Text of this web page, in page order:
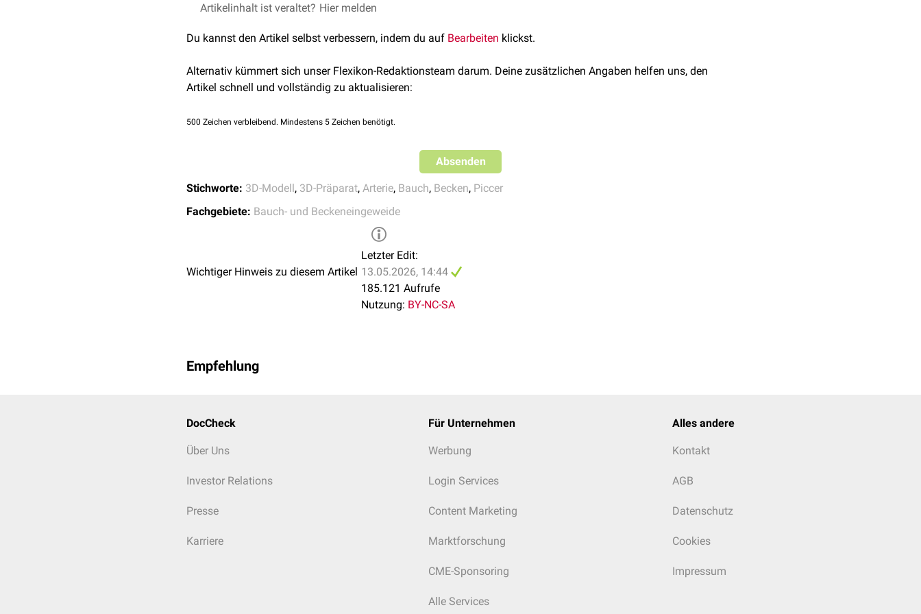
1) 3D-Modell 2) Aortenbifurkation in situ
Präparat freundlicherweise zur Verfügung gestellt durch die
Artikelinhalt ist veraltet? Hier melden
Du kannst den Artikel selbst verbessern, indem du auf Bearbeiten klickst.
Alternativ kümmert sich unser Flexikon-Redaktionsteam darum. Deine zusätzlichen Angaben helfen uns, den
Artikel schnell und vollständig zu aktualisieren:
500 Zeichen verbleibend. Mindestens 5 Zeichen benötigt.
Absenden
Stichworte: 3D-Modell, 3D-Präparat, Arterie, Bauch, Becken, Piccer
Fachgebiete: Bauch- und Beckeneingeweide
Wichtiger Hinweis zu diesem Artikel
Letzter Edit:
13.05.2026, 14:44
185.121 Aufrufe
Nutzung: BY-NC-SA
Empfehlung
DocCheck
Über Uns
Investor Relations
Presse
Karriere
Für Unternehmen
Werbung
Login Services
Content Marketing
Marktforschung
CME-Sponsoring
Alle Services
Alles andere
Kontakt
AGB
Datenschutz
Cookies
Impressum